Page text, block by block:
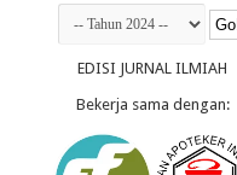
EDISI JURNAL ILMIAH
Bekerja sama dengan: